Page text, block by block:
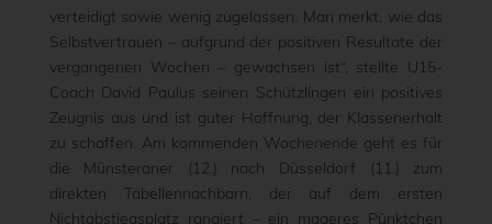
verteidigt sowie wenig zugelassen. Man merkt, wie das
Selbstvertrauen – aufgrund der positiven Resultate der
vergangenen Wochen – gewachsen ist“, stellte U15-
Coach David Paulus seinen Schützlingen ein positives
Zeugnis aus und ist guter Hoffnung, der Klassenerhalt
zu schaffen. Am kommenden Wochenende geht es für
die Münsteraner (12.) nach Düsseldorf (11.) zum
direkten Tabellennachbarn, der auf dem ersten
Nichtabstiegsplatz rangiert – ein mageres Pünktchen